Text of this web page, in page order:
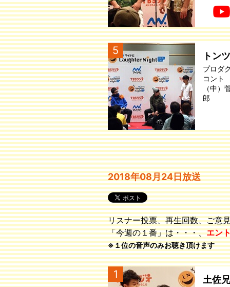
5 トン
プロダ
コント
（中
郎
2018年08月24日放送
リスナー投票、再生回数、ご意
「今週の１番」は・・・、エン
※１位の音声のみお聴き頂けます
1 土佐